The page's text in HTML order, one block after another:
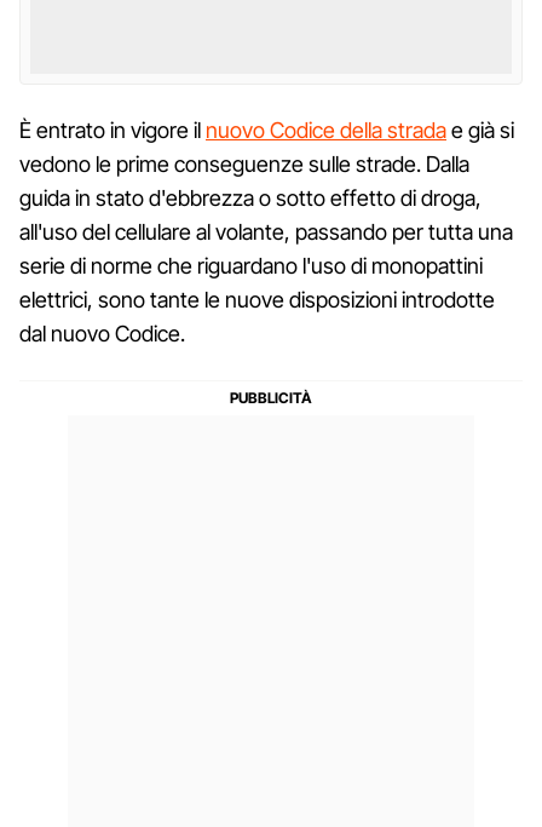
È entrato in vigore il nuovo Codice della stradae già si
vedono le prime conseguenze sulle strade. Dalla
guida in stato d'ebbrezza o sotto effetto di droga,
all'uso del cellulare al volante, passando per tutta una
serie di norme che riguardano l'uso di monopattini
elettrici, sono tante le nuove disposizioni introdotte
dal nuovo Codice.